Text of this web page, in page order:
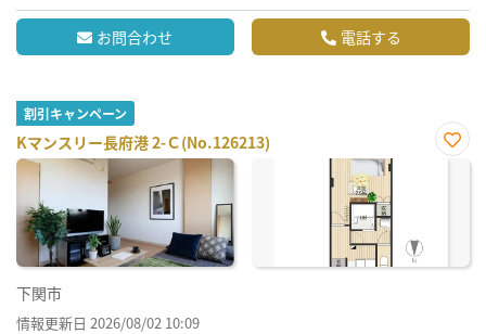
お問合わせ 電話する
割引キャンペーン
Kマンスリー長府港 2-Ｃ(No.126213)
お気
下関市
情報更新日 2026/08/02 10:09